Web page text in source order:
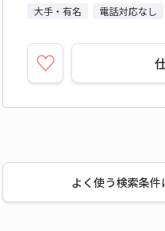
大手・有名 電話対応なし
よく使う検索条件